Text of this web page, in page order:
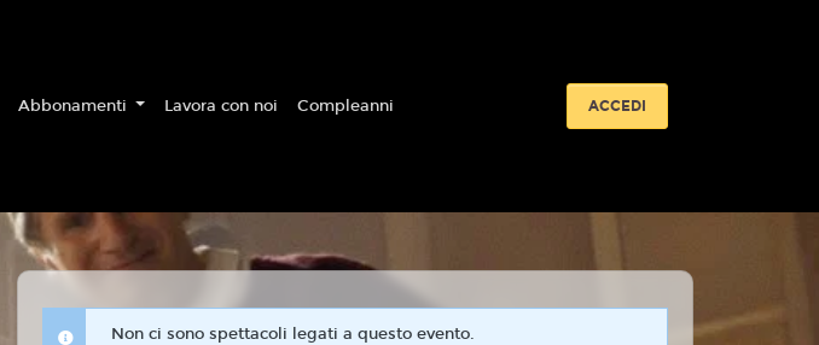
Abbonamenti Lavora con noi Compleanni ACCEDI
Non ci sono spettacoli legati a questo evento.